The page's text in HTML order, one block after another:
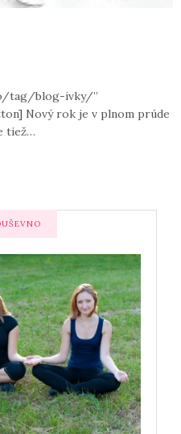
tag/blog-ivky/”
Nový rok je v plnom prúde
tiež…